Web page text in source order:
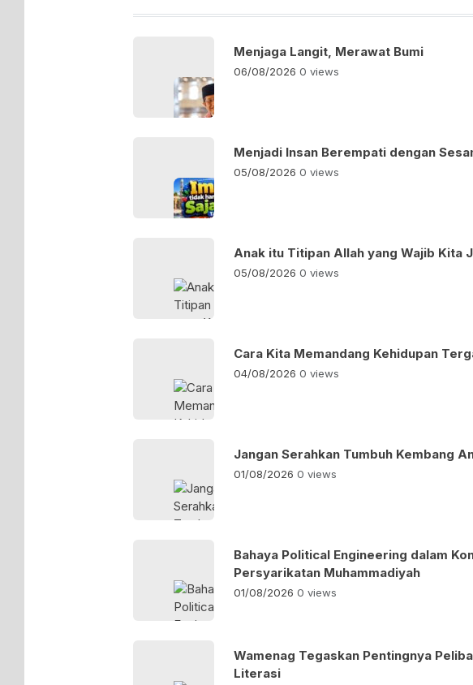
Menjaga Langit, Merawat Bumi
06/08/2026 0 views
Menjadi Insan Berempati dengan
05/08/2026 0 views
Anak itu Titipan Allah yang Wajib Kita
05/08/2026 0 views
Cara Kita Memandang Kehidupan
04/08/2026 0 views
Jangan Serahkan Tumbuh Kembang
01/08/2026 0 views
Bahaya Political Engineering dalam
Persyarikatan Muhammadiyah
01/08/2026 0 views
Wamenag Tegaskan Pentingnya
Literasi